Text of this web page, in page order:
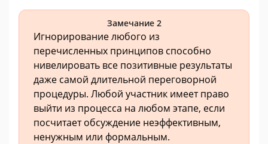
Замечание 2
Игнорирование любого из
перечисленных принципов способно
нивелировать все позитивные результаты
даже самой длительной переговорной
процедуры. Любой участник имеет право
выйти из процесса на любом этапе, если
посчитает обсуждение неэффективным,
ненужным или формальным.